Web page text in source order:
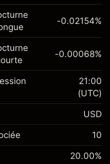
est disponible pour le
$1,000.00
de
-0.02154
-0.02154%
$1,000.00
-0.00068%
21:00
(UTC)
USD
10
20.00%